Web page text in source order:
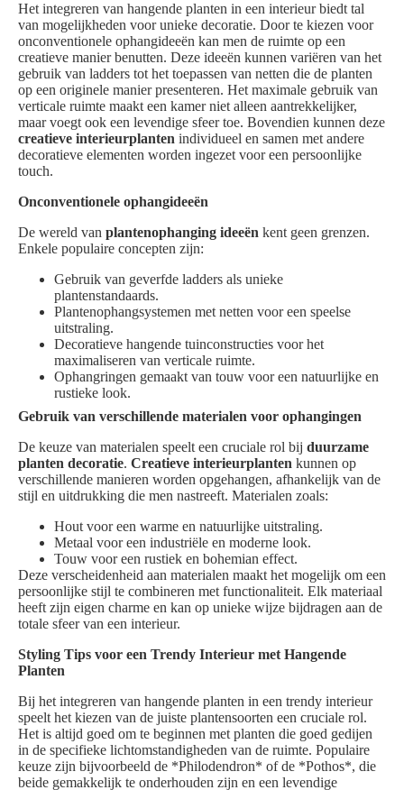
Het integreren van hangende planten in een interieur biedt tal
van mogelijkheden voor unieke decoratie. Door te kiezen voor
onconventionele ophangideeën kan men de ruimte op een
creatieve manier benutten. Deze ideeën kunnen variëren van het
gebruik van ladders tot het toepassen van netten die de planten
op een originele manier presenteren. Het maximale gebruik van
verticale ruimte maakt een kamer niet alleen aantrekkelijker,
maar voegt ook een levendige sfeer toe. Bovendien kunnen deze
creatieve interieurplanten individueel en samen met andere
decoratieve elementen worden ingezet voor een persoonlijke
touch.
Onconventionele ophangideeën
De wereld van plantenophanging ideeën kent geen grenzen.
Enkele populaire concepten zijn:
Gebruik van geverfde ladders als unieke
plantenstandaards.
Plantenophangsystemen met netten voor een speelse
uitstraling.
Decoratieve hangende tuinconstructies voor het
maximaliseren van verticale ruimte.
Ophangringen gemaakt van touw voor een natuurlijke en
rustieke look.
Gebruik van verschillende materialen voor ophangingen
De keuze van materialen speelt een cruciale rol bij duurzame
planten decoratie. Creatieve interieurplanten kunnen op
verschillende manieren worden opgehangen, afhankelijk van de
stijl en uitdrukking die men nastreeft. Materialen zoals:
Hout voor een warme en natuurlijke uitstraling.
Metaal voor een industriële en moderne look.
Touw voor een rustiek en bohemian effect.
Deze verscheidenheid aan materialen maakt het mogelijk om een
persoonlijke stijl te combineren met functionaliteit. Elk materiaal
heeft zijn eigen charme en kan op unieke wijze bijdragen aan de
totale sfeer van een interieur.
Styling Tips voor een Trendy Interieur met Hangende
Planten
Bij het integreren van hangende planten in een trendy interieur
speelt het kiezen van de juiste plantensoorten een cruciale rol.
Het is altijd goed om te beginnen met planten die goed gedijen
in de specifieke lichtomstandigheden van de ruimte. Populaire
keuze zijn bijvoorbeeld de *Philodendron* of de *Pothos*, die
beide gemakkelijk te onderhouden zijn en een levendige